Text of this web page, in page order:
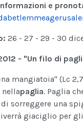
e
26 - 27 - 29 - 30
- "Un filo di
mangiatoia" (Lc
nellapaglia. Paglia
di sorreggere una
giaciglio per